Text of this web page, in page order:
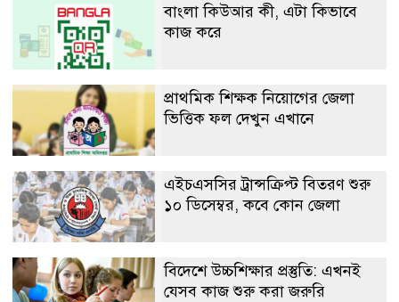
বাংলা কিউআর কী, এটা কিভাবে
কাজ করে
প্রাথমিক শিক্ষক নিয়োগের জেলা
ভিত্তিক ফল দেখুন এখানে
এইচএসসির ট্রান্সক্রিপ্ট বিতরণ শুরু
১০ ডিসেম্বর, কবে কোন জেলা
বিদেশে উচ্চশিক্ষার প্রস্তুতি: এখনই
যেসব কাজ শুরু করা জরুরি